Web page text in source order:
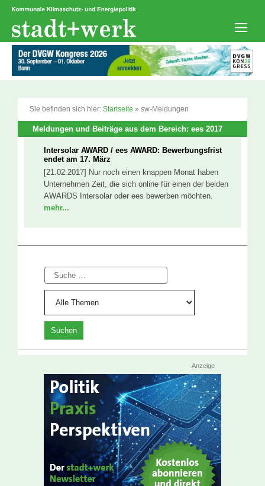
Zum
springen
Sie befinden sich hier: Startseite » sw-Meldungen
Meldungen und Beiträge aus dem Bereich: ees 2017
Intersolar AWARD / ees AWARD: Bewerbungsfrist
endet am 17. März
[21.02.2017] Nur noch einen knappen Monat haben
Unternehmen Zeit, die sich online für einen der beiden
AWARDS Intersolar oder ees bewerben möchten.
mehr...
Suche
Anzeige